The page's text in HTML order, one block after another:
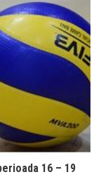
16 – 19